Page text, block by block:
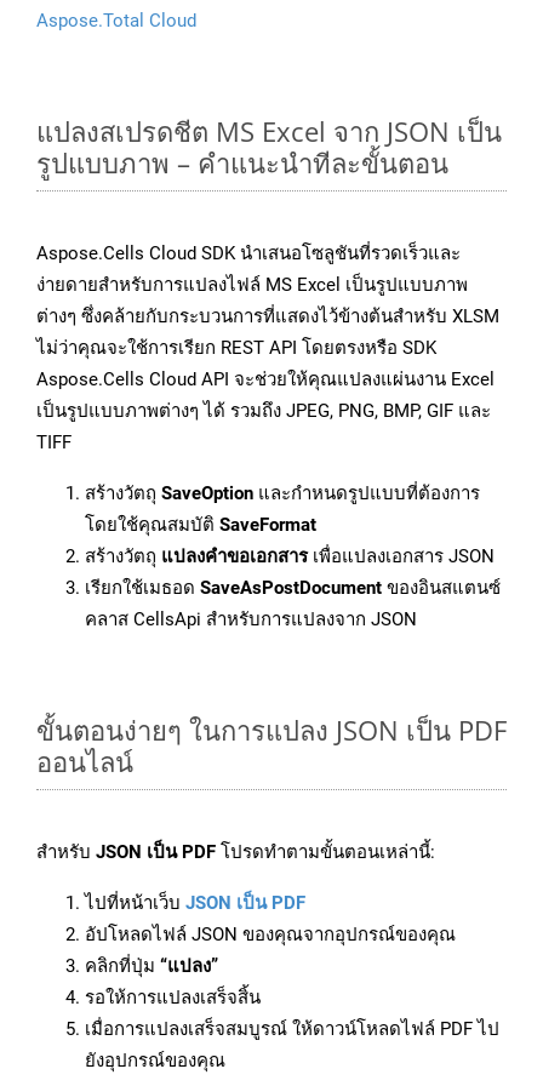
Aspose.Total Cloud
แปลงสเปรดชีต MS Excel จาก JSON เป็น
รูปแบบภาพ – คำแนะนำทีละขั้นตอน
Aspose.Cells Cloud SDK นำเสนอโซลูชันที่รวดเร็วและ
ง่ายดายสำหรับการแปลงไฟล์ MS Excel เป็นรูปแบบภาพ
ต่างๆ ซึ่งคล้ายกับกระบวนการที่แสดงไว้ข้างต้นสำหรับ XLSM
ไม่ว่าคุณจะใช้การเรียก REST API โดยตรงหรือ SDK
Aspose.Cells Cloud API จะช่วยให้คุณแปลงแผ่นงาน Excel
เป็นรูปแบบภาพต่างๆ ได้ รวมถึง JPEG, PNG, BMP, GIF และ
TIFF
สร้างวัตถุ SaveOption และกำหนดรูปแบบที่ต้องการ
โดยใช้คุณสมบัติ SaveFormat
สร้างวัตถุ แปลงคำขอเอกสารเพื่อแปลงเอกสาร JSON
เรียกใช้เมธอด SaveAsPostDocument ของอินสแตนซ์
คลาส CellsApi สำหรับการแปลงจาก JSON
ขั้นตอนง่ายๆ ในการแปลง JSON เป็น PDF
ออนไลน์
สำหรับ JSON เป็น PDF โปรดทำตามขั้นตอนเหล่านี้:
ไปที่หน้าเว็บ JSON เป็น PDF
อัปโหลดไฟล์ JSON ของคุณจากอุปกรณ์ของคุณ
คลิกที่ปุ่ม “แปลง”
รอให้การแปลงเสร็จสิ้น
เมื่อการแปลงเสร็จสมบูรณ์ ให้ดาวน์โหลดไฟล์ PDF ไป
ยังอุปกรณ์ของคุณ